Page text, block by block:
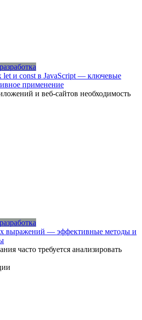
и const в JavaScript — ключевые
применение
и веб-сайтов необходимость
выражений — эффективные методы и
часто требуется анализировать